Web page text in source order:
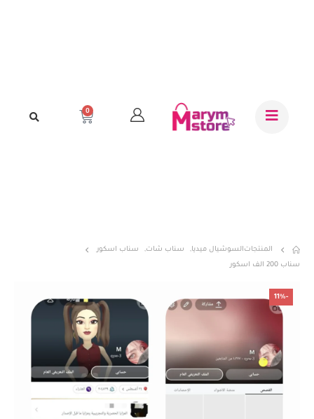
0
المنتجاتالسوشيال ميديا, سناب شات,
سناب اسكور
سناب 200 الف اسكور
-11%